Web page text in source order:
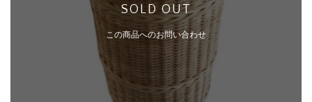
SOLD OUT
この商品へのお問い合わせ